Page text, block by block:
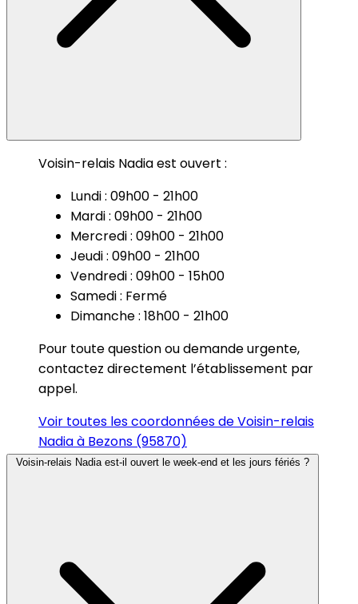
Voisin-relais Nadia est ouvert :
Lundi : 09h00 - 21h00
Mardi : 09h00 - 21h00
Mercredi : 09h00 - 21h00
Jeudi : 09h00 - 21h00
Vendredi : 09h00 - 15h00
Samedi : Fermé
Dimanche : 18h00 - 21h00
Pour toute question ou demande urgente,
contactez directement l’établissement par
appel.
Voir toutes les coordonnées de Voisin-relais
Nadia à Bezons (95870)
Voisin-relais Nadia est-il ouvert le week-end et les jours fériés ?